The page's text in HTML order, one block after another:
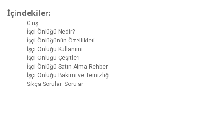
İçindekiler:
Giriş
İşçi Önlüğü Nedir?
İşçi Önlüğünün Özellikleri
İşçi Önlüğü Kullanımı
İşçi Önlüğü Çeşitleri
İşçi Önlüğü Satın Alma Rehberi
İşçi Önlüğü Bakımı ve Temizliği
Sıkça Sorulan Sorular